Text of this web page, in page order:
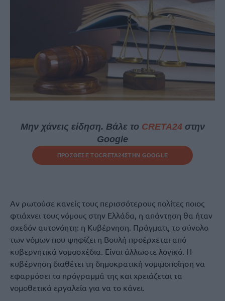
Μην χάνεις είδηση. Βάλε το CRETA24στην
Google
ΠΡΟΣΘΕΣΕ ΤΟCRETA24ΣΤΗΝ GOOGLE
Αν ρωτούσε κανείς τους περισσότερους πολίτες ποιος
φτιάχνει τους νόμους στην Ελλάδα, η απάντηση θα ήταν
σχεδόν αυτονόητη: η Κυβέρνηση. Πράγματι, το σύνολο
των νόμων που ψηφίζει η Βουλή προέρχεται από
κυβερνητικά νομοσχέδια. Είναι άλλωστε λογικό. Η
κυβέρνηση διαθέτει τη δημοκρατική νομιμοποίηση να
εφαρμόσει το πρόγραμμά της και χρειάζεται τα
νομοθετικά εργαλεία για να το κάνει.